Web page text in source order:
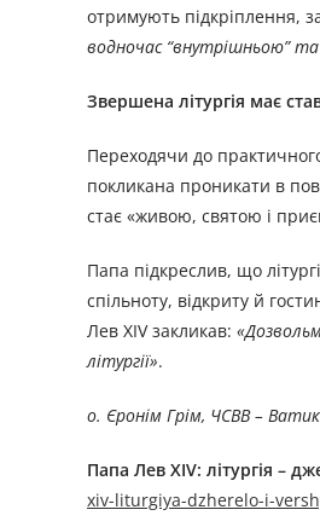
отримують підкріплення,
водночас “внутрішньою” та
Звершена літургія має
Переходячи до
покликана проникати в
стає «живою, святою і
Папа підкреслив, що
спільноту, відкриту й
Лев XIV закликав:
літургії».
о. Єронім Грім, ЧСВВ –
Папа Лев XIV: літургія –
xiv-liturgiya-dzherelo-i-